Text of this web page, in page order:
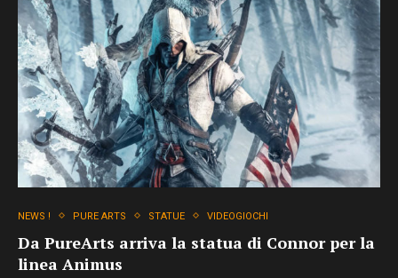
NEWS ! PURE ARTS STATUE VIDEOGIOCHI
Da PureArts arriva la statua di Connor per la
linea Animus